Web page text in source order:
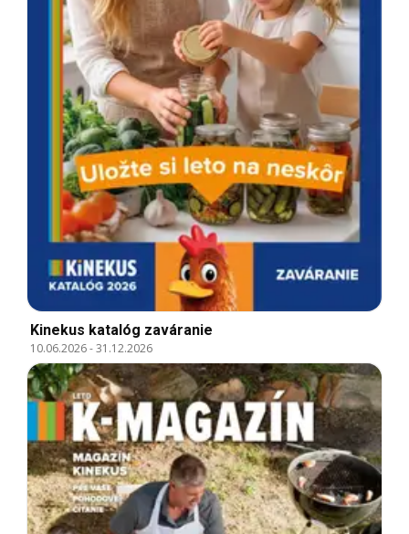
Kinekus katalóg zaváranie
10.06.2026-31.12.2026